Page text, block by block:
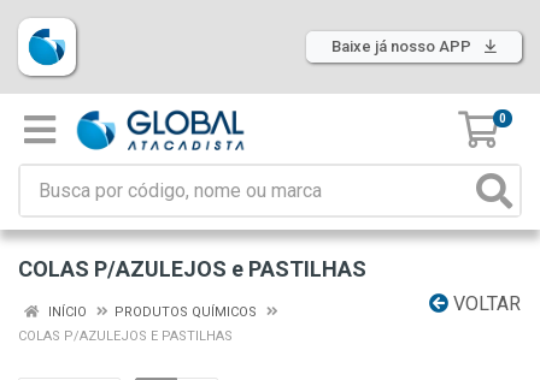
Baixe já nosso APP
0
COLAS P/AZULEJOS e PASTILHAS
VOLTAR
INÍCIO
PRODUTOS QUÍMICOS
COLAS P/AZULEJOS E PASTILHAS